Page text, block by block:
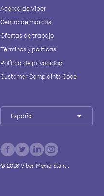
Acerca de Viber
Centro de marcas
Ofertas de trabajo
Términos y políticas
Política de privacidad
Customer Complaints Code
Español
© 2026Viber Media S.à r.l.